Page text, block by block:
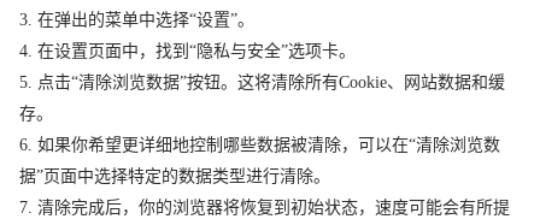
3. 在弹出的菜单中选择“设置”。
4. 在设置页面中，找到“隐私与安全”选项卡。
5. 点击“清除浏览数据”按钮。这将清除所有Cookie、网站数据和缓
存。
6. 如果你希望更详细地控制哪些数据被清除，可以在“清除浏览数
据”页面中选择特定的数据类型进行清除。
7. 清除完成后，你的浏览器将恢复到初始状态，速度可能会有所提